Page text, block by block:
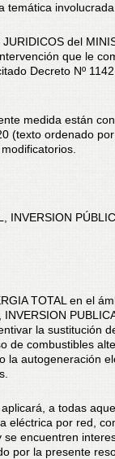
temática
del
que le
Decreto Nº
medida están
(texto ordenado
INVERSION
TOTAL en el
la sustitución
de combustibles
la autogeneración
a todas
eléctrica por red,
encuentren
por la presente